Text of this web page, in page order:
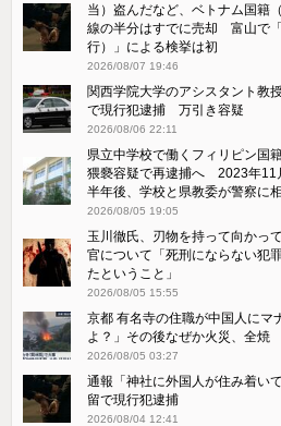
当）盗んだなど、ベトナム国籍
線の半分はすでに売却 富山で
行）」による検挙は初
2026/08/07 19:46
関西学院大学のアシスタント教
で現行犯逮捕 万引き容疑
2026/08/06 22:11
県立中学校で働くフィリピン国
猥褻容疑で再逮捕へ 2023年11
半年後、学校と県教委が警察に
2026/08/05 19:05
玉川徹氏、刃物を持って向かっ
官について「死刑にならない犯
たということ」
2026/08/05 15:55
京都 有名寺の住職が中国人にマ
よ？」その後なぜか火災、全焼
2026/08/05 03:27
通報「神社に外国人が住み着い
留で現行犯逮捕
2026/08/04 12:41